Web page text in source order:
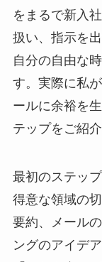
をまるで新入
扱い、指示を
自分の自由な
す。実際に私
ールに余裕を
テップをご紹介
最初のステッ
得意な領域の
要約、メール
ングのアイデ